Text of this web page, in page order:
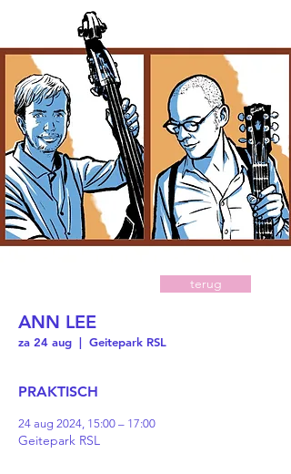
ANN LEE
za 24 aug
  |
Geitepark RSL
PRAKTISCH
24 aug 2024, 15:00 – 17:00
Geitepark RSL
terug